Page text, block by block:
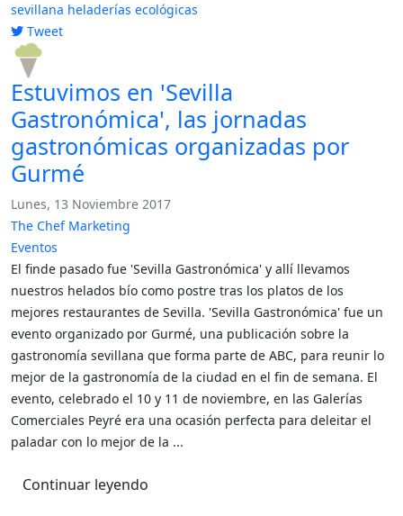
sevillana heladerías ecológicas
Tweet
pinterest
Estuvimos en 'Sevilla
Gastronómica', las jornadas
gastronómicas organizadas por
Gurmé
Lunes, 13 Noviembre 2017
The Chef Marketing
Eventos
El finde pasado fue 'Sevilla Gastronómica' y allí llevamos
nuestros helados bío como postre tras los platos de los
mejores restaurantes de Sevilla. 'Sevilla Gastronómica' fue un
evento organizado por Gurmé, una publicación sobre la
gastronomía sevillana que forma parte de ABC, para reunir lo
mejor de la gastronomía de la ciudad en el fin de semana. El
evento, celebrado el 10 y 11 de noviembre, en las Galerías
Comerciales Peyré era una ocasión perfecta para deleitar el
paladar con lo mejor de la ...
Continuar leyendo